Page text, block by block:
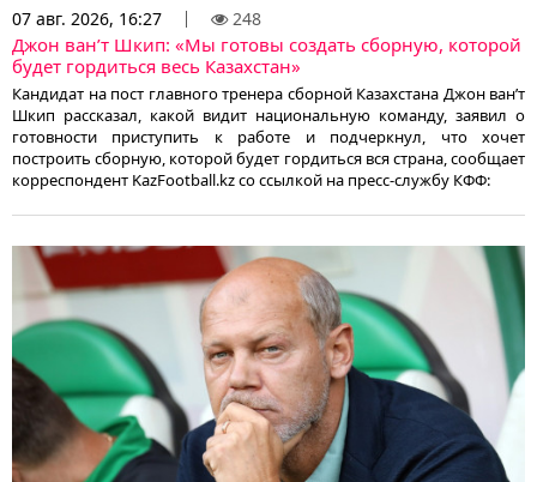
07 авг. 2026, 16:27 248
Джон ван’т Шкип: «Мы готовы создать сборную, которой
будет гордиться весь Казахстан»
Кандидат на пост главного тренера сборной Казахстана Джон ван’т
Шкип рассказал, какой видит национальную команду, заявил о
готовности приступить к работе и подчеркнул, что хочет
построить сборную, которой будет гордиться вся страна, сообщает
корреспондент KazFootball.kz со ссылкой на пресс-службу КФФ: